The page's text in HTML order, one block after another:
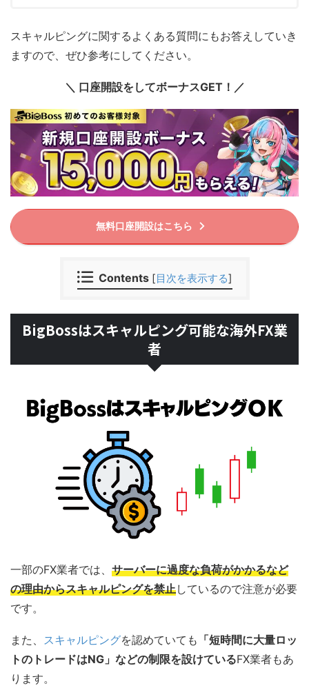
スキャルピングに関するよくある質問にもお答えしていき
ますので、ぜひ参考にしてください。
＼ 口座開設をしてボーナスGET！／
無料口座開設はこちら
Contents [目次を表示する]
BigBossはスキャルピング可能な海外FX業
者
一部のFX業者では、 サーバーに過度な負荷がかかるなど
の理由からスキャルピングを禁止しているので注意が必要
です。
また、 スキャルピングを認めていても 「短時間に大量ロッ
トのトレードはNG」などの制限を設けているFX業者もあ
ります。